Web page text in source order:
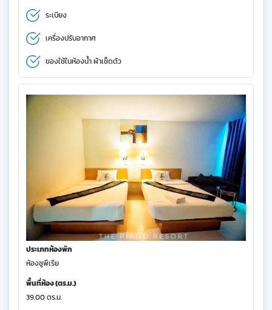
ระเบียง
เครื่องปรับอากาศ
ของใช้ในห้องน้ำ ผ้าเช็ดตัว
ประเภทห้องพัก
ห้องซูพีเรีย
พื้นที่ห้อง (ตร.ม.)
39.00 ตร.ม.